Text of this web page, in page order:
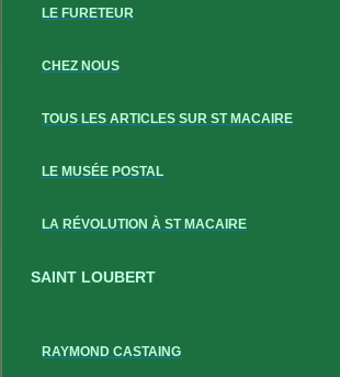
LE FURETEUR
CHEZ NOUS
TOUS LES ARTICLES SUR ST MACAIRE
LE MUSÉE POSTAL
LA RÉVOLUTION À ST MACAIRE
SAINT LOUBERT
RAYMOND CASTAING